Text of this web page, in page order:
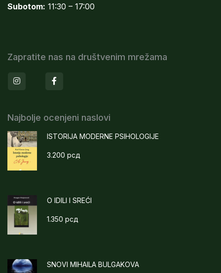
Subotom: 11:30 – 17:00
Zapratite nas na društvenim mrežama
Instagram
Najbolje ocenjeni naslovi
ISTORIJA MODERNE PSIHOLOGIJE
3.200 рсд
O IDILI I SREĆI
1.350 рсд
SNOVI MIHAILA BULGAKOVA